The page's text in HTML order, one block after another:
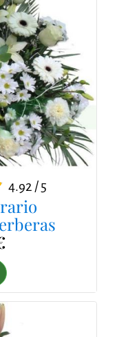
4.92 / 5